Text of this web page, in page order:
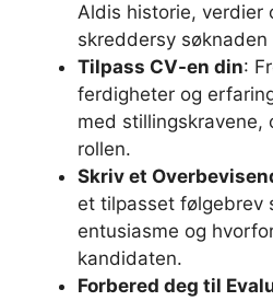
Aldis historie, verdier
skreddersy
Tilpass CV-en din:
ferdigheter og
med stillingskravene,
rollen.
Skriv et
et tilpasset følgebrev
entusiasme og
kandidaten.
Forbered deg til